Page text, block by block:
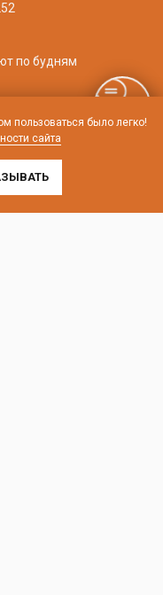
пользоваться было легко!
сайта
по будням